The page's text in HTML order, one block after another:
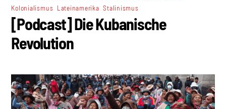
Kolonialismus Lateinamerika ,Stalinismus
[Podcast] Die Kubanische
Revolution